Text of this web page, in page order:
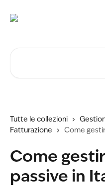
Tutte le collezioni
Fatturazione
Come
Come
passive in